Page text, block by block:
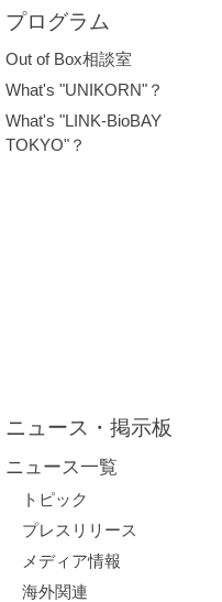
プログラム
Out of Box相談室
What's "UNIKORN"？
What's "LINK-BioBAY
TOKYO"？
ニュース・掲示板
ニュース一覧
トピック
プレスリリース
メディア情報
海外関連